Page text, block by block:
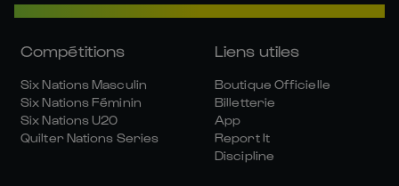
Compétitions
Six Nations Masculin
Six Nations Féminin
Six Nations U20
Quilter Nations Series
Liens utiles
Boutique Officielle
Billetterie
App
Report It
Discipline